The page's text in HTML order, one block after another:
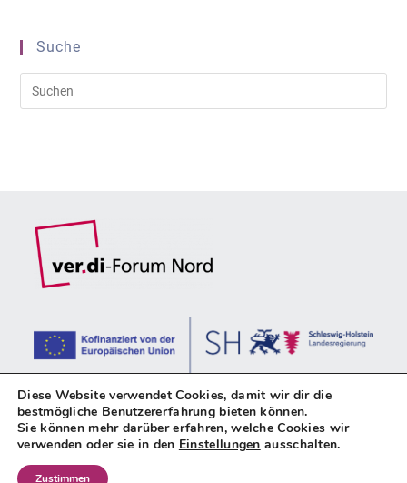
Suche
Datenschutz
Diese Website verwendet Cookies, damit wir dir die
bestmögliche Benutzererfahrung bieten können.
Sie können mehr darüber erfahren, welche Cookies wir
verwenden oder sie in den Einstellungen ausschalten.
Zustimmen